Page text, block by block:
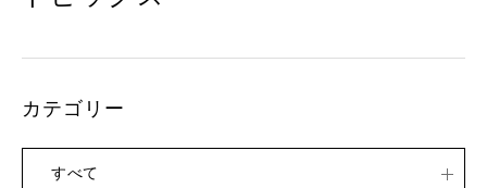
カテゴリー
すべて